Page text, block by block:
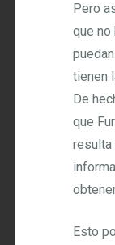
Pero
que
tienen
De
que
Esto